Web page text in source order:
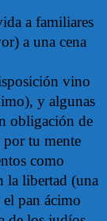
a familiares
a una cena
vino
y algunas
obligación de
por tu mente
como
la libertad (una
pan ácimo